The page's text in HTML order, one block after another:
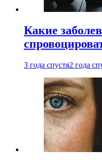
Какие
3 года спустя2 года